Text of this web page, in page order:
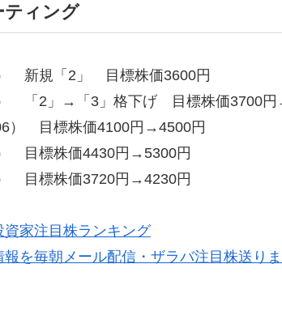
ティング
） 新規「2」 目標株価3600円
） 「2」→「3」格下げ 目標株価3700
） 目標株価4100円→4500円
目標株価4430円→5300円
目標株価3720円→4230円
家注目株ランキング
報を毎朝メール配信・ザラバ注目株送り